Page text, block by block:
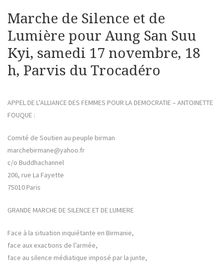
Marche de Silence et de
Lumière pour Aung San Suu
Kyi, samedi 17 novembre, 18
h, Parvis du Trocadéro
APPEL DE L’ALLIANCE DES FEMMES POUR LA DEMOCRATIE – ANTOINETTE
FOUQUE :
Comité de Soutien au peuple birman
marchebirmane@yahoo.fr
c/o Buddhachannel
206, rue La Fayette
75010 Paris
GRANDE MARCHE DE SILENCE ET DE LUMIERE
Face à la situation inquiétante en Birmanie,
face aux exactions de l’armée,
face au silence médiatique imposé par la junte,